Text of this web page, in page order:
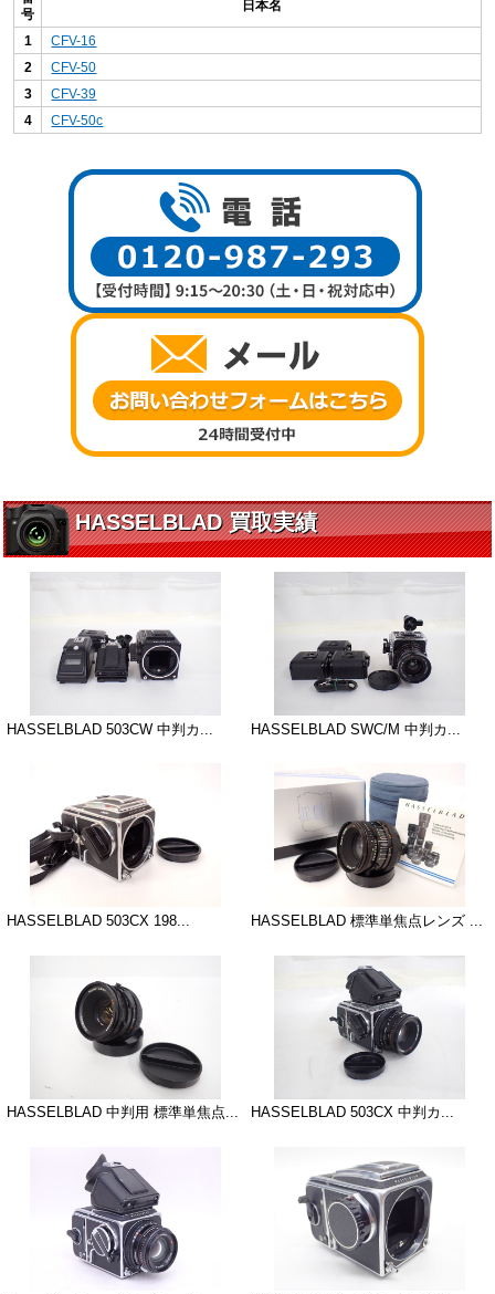
号
日本名
1
CFV-16
2
CFV-50
3
CFV-39
4
CFV-50c
HASSELBLAD 買取実績
HASSELBLAD 503CW 中判カ... HASSELBLAD SWC/M 中判カ...
HASSELBLAD 503CX 198... HASSELBLAD 標準単焦点レンズ ...
HASSELBLAD 中判用 標準単焦点... HASSELBLAD 503CX 中判カ...